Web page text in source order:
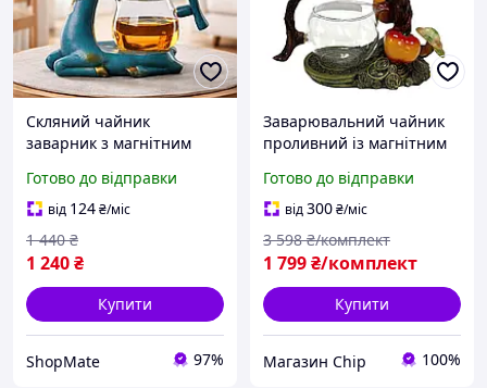
Скляний чайник
заварник з магнітним
Синій / Заварювальний
чайник / Заварник для
чаю / Чайник для заварки
Готово до відправки
від 124₴/міс
1 240₴
1 440 ₴
Купити
ShopMate 97%
Заварювальний чайник
проливний із магнітним
церемонії "Грошове
дерево" 350 мл
Готово до відправки
від300₴/міс
1 799₴/комплект
3 598 ₴/комплект
Купити
Магазин Chip 100%